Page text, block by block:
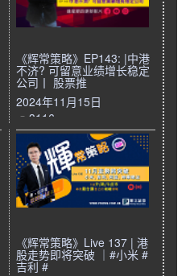
《辉常策略》EP143: |中港
不济? 可留意业绩增长稳定
公司丨 股票推
2024年11月15日
3116
《辉常策略》Live 137 | 港
股走势即将突破 ｜#小米 #
吉利 #